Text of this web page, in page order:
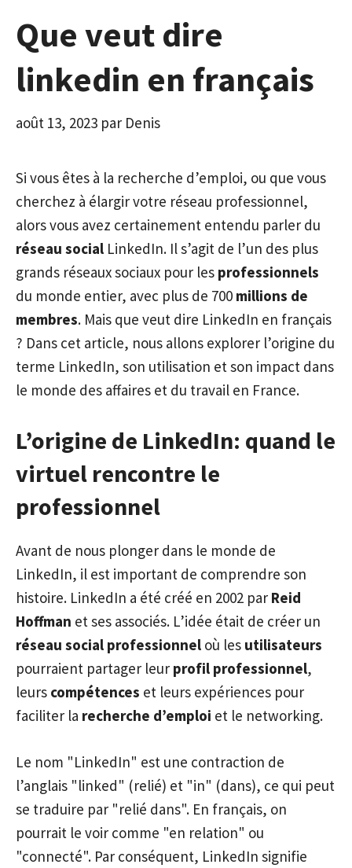
Que veut dire
linkedin en français
août 13, 2023 par Denis
Si vous êtes à la recherche d’emploi, ou que vous
cherchez à élargir votre réseau professionnel,
alors vous avez certainement entendu parler du
réseau social LinkedIn. Il s’agit de l’un des plus
grands réseaux sociaux pour les professionnels
du monde entier, avec plus de 700 millions de
membres. Mais que veut dire LinkedIn en français
? Dans cet article, nous allons explorer l’origine du
terme LinkedIn, son utilisation et son impact dans
le monde des affaires et du travail en France.
L’origine de LinkedIn: quand le
virtuel rencontre le
professionnel
Avant de nous plonger dans le monde de
LinkedIn, il est important de comprendre son
histoire. LinkedIn a été créé en 2002 par Reid
Hoffman et ses associés. L’idée était de créer un
réseau social professionnel où les utilisateurs
pourraient partager leur profil professionnel,
leurs compétences et leurs expériences pour
faciliter la recherche d’emploi et le networking.
Le nom "LinkedIn" est une contraction de
l’anglais "linked" (relié) et "in" (dans), ce qui peut
se traduire par "relié dans". En français, on
pourrait le voir comme "en relation" ou
"connecté". Par conséquent, LinkedIn signifie